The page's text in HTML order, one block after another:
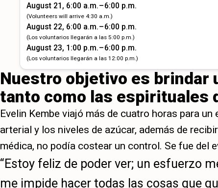
August 21, 6:00 a.m. – 6:00 p.m.
(Volunteers will arrive 4:30 a.m.)
August 22, 6:00 a.m. – 6:00 p.m.
(Los voluntarios llegarán a las 5:00 p.m.)
August 23, 1:00 p.m. – 6:00 p.m.
(Los voluntarios llegarán a las 12:00 p.m.)
Nuestro objetivo es brindar
tanto como las espirituales
Evelin Kembe viajó más de cuatro horas para
arterial y los niveles de azúcar, además de
médica, no podía costear un control. Se fue del
“Estoy feliz de poder ver; un esfuerzo
me impide hacer todas las cosas que